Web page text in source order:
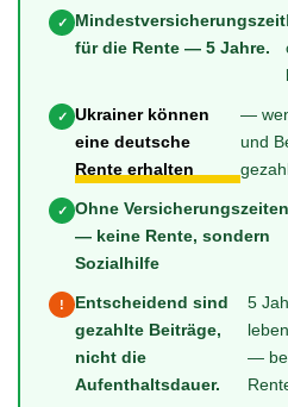
✓
Mindestversicherungszeit
für die Rente — 5 Jahre.
✓ Ukrainer können
eine deutsche
Rente erhalten
—
und
✓ Ohne Versicherungszeiten
— keine Rente, sondern
Sozialhilfe
!
Entscheidend sind
gezahlte Beiträge,
nicht die
Aufenthaltsdauer.
5
—